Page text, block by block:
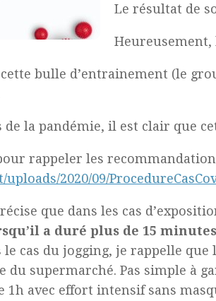
Le résultat de
Heureusement,
bulle d’entrainement (le
de la pandémie, il est clair que
rappeler les
2020/09/
que dans les cas
a duré plus de 15
le cas du jogging, je rappelle
du supermarché. Pas simple à
1h avec effort intensif sans